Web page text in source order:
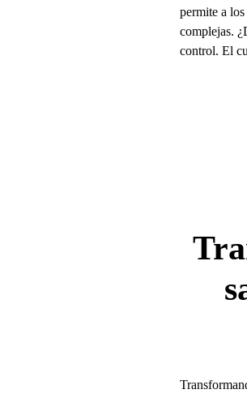
permite a
complejas.
control. El